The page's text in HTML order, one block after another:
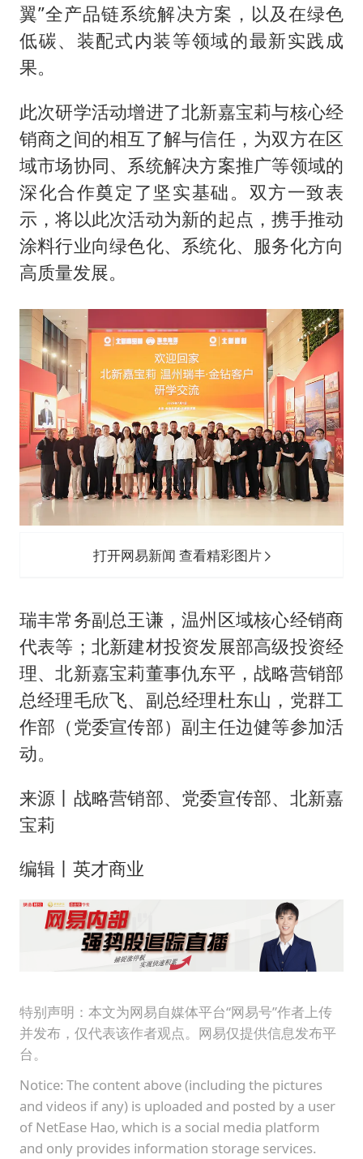
翼”全产品链系统解决方案，以及在绿色
低碳、装配式内装等领域的最新实践成
果。
此次研学活动增进了北新嘉宝莉与核心经
销商之间的相互了解与信任，为双方在区
域市场协同、系统解决方案推广等领域的
深化合作奠定了坚实基础。双方一致表
示，将以此次活动为新的起点，携手推动
涂料行业向绿色化、系统化、服务化方向
高质量发展。
打开网易新闻 查看精彩图片
瑞丰常务副总王谦，温州区域核心经销商
代表等；北新建材投资发展部高级投资经
理、北新嘉宝莉董事仇东平，战略营销部
总经理毛欣飞、副总经理杜东山，党群工
作部（党委宣传部）副主任边健等参加活
动。
来源丨战略营销部、党委宣传部、北新嘉
宝莉
编辑丨英才商业
特别声明：本文为网易自媒体平台“网易号”作者上传
并发布，仅代表该作者观点。网易仅提供信息发布平
台。
Notice: The content above (including the pictures
and videos if any) is uploaded and posted by a user
of NetEase Hao, which is a social media platform
and only provides information storage services.